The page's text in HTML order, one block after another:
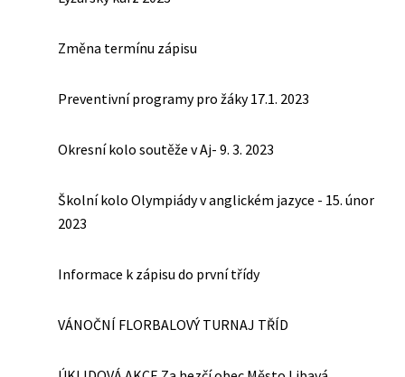
Změna termínu zápisu
Preventivní programy pro žáky 17.1. 2023
Okresní kolo soutěže v Aj- 9. 3. 2023
Školní kolo Olympiády v anglickém jazyce - 15. únor
2023
Informace k zápisu do první třídy
VÁNOČNÍ FLORBALOVÝ TURNAJ TŘÍD